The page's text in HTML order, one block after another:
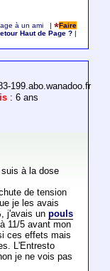
à un ami |
Faire
Haut de Page ?
199.abo.wanadoo.fr
: 6 ans
à la dose
de tension
je les avais
j'avais un pouls
11/5 avant mon
ces effets mais
L'Entresto
je ne vois pas